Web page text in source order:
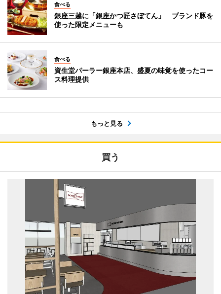
食べる
銀座三越に「銀座かつ匠さぼてん」 ブランド豚を
使った限定メニューも
食べる
資生堂パーラー銀座本店、盛夏の味覚を使ったコー
ス料理提供
もっと見る
買う